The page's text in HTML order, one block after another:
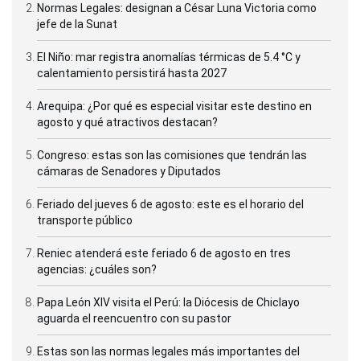
Normas Legales: designan a César Luna Victoria como
jefe de la Sunat
El Niño: mar registra anomalías térmicas de 5.4 °C y
calentamiento persistirá hasta 2027
Arequipa: ¿Por qué es especial visitar este destino en
agosto y qué atractivos destacan?
Congreso: estas son las comisiones que tendrán las
cámaras de Senadores y Diputados
Feriado del jueves 6 de agosto: este es el horario del
transporte público
Reniec atenderá este feriado 6 de agosto en tres
agencias: ¿cuáles son?
Papa León XIV visita el Perú: la Diócesis de Chiclayo
aguarda el reencuentro con su pastor
Estas son las normas legales más importantes del